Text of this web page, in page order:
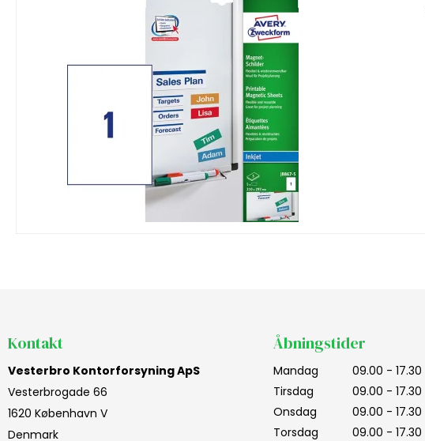
Kontakt
Vesterbro Kontorforsyning ApS
Vesterbrogade 66
1620 København V
Denmark
Åbningstider
Mandag
09.00 - 17.30
Tirsdag
09.00 - 17.30
Onsdag
09.00 - 17.30
Torsdag
09.00 - 17.30